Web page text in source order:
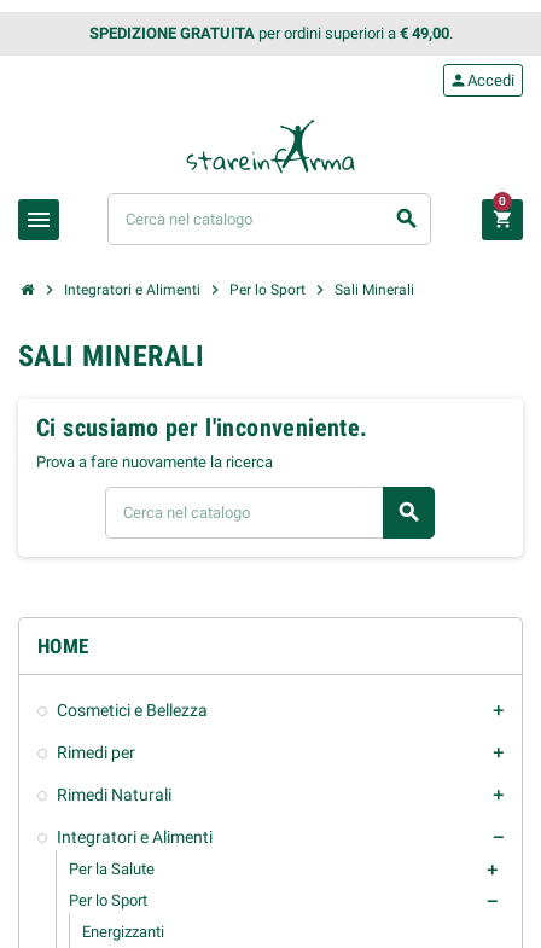
SPEDIZIONE GRATUITAper ordini superiori a € 49,00.
menu search
personAccedi
shopping_cart
0
chevron_right Integratori e Alimenti chevron_right Per lo Sport chevron_right Sali Minerali
HOME
Cosmetici e Bellezza add
Rimedi per add
Rimedi Naturali add
Integratori e Alimenti remove
Per la Salute add
Per lo Sport remove
Energizzanti
SALI MINERALI
Ci scusiamo per l'inconveniente.
Prova a fare nuovamente la ricerca
search